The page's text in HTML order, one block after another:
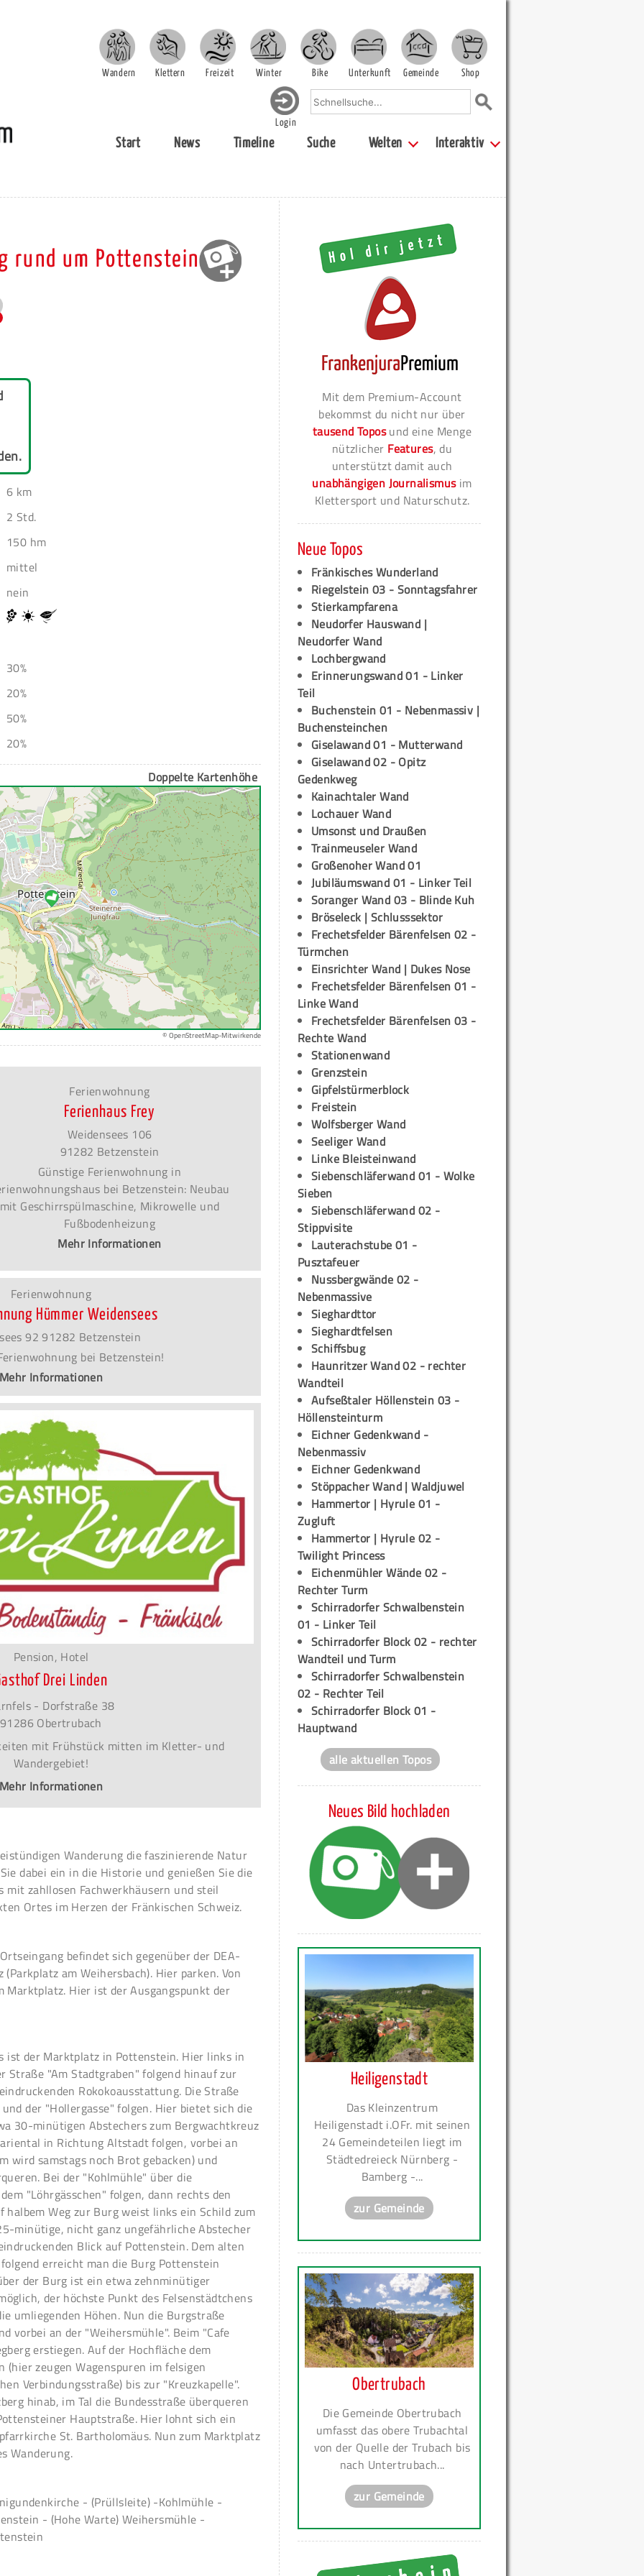
Wandern Klettern Freizeit Winter Bike Unterkunft Gemeinde Shop
Login
Start News Timeline Suche Welten Interaktiv
rund um Pottenstein
6 km
2 Std.
150 hm
mittel
nein
30%
20%
50%
20%
Doppelte Kartenhöhe
© OpenStreetMap-Mitwirkende
Ferienwohnung
Ferienhaus Frey
Weidensees 106
91282 Betzenstein
Günstige Ferienwohnung in
bei Betzenstein: Neubau
mit Geschirrspülmaschine, Mikrowelle und
Fußbodenheizung
Mehr Informationen
Ferienwohnung
Hümmer Weidensees
92 91282 Betzenstein
bei Betzenstein!
Informationen
Pension, Hotel
Drei Linden
- Dorfstraße 38
91286 Obertrubach
mit Frühstück mitten im Kletter- und
Wandergebiet!
Informationen
Wanderung die faszinierende Natur
dabei ein in die Historie und genießen Sie die
mit zahllosen Fachwerkhäusern und steil
Ortes im Herzen der Fränkischen Schweiz.
befindet sich gegenüber der DEA-
am Weihersbach). Hier parken. Von
Hier ist der Ausgangspunkt der
ist der Marktplatz in Pottenstein. Hier links in
Straße "Am Stadtgraben" folgend hinauf zur
Rokokoausstattung. Die Straße
der "Hollergasse" folgen. Hier bietet sich die
30-minütigen Abstechers zum Bergwachtkreuz
in Richtung Altstadt folgen, vorbei an
wird samstags noch Brot gebacken) und
Bei der "Kohlmühle" über die
"Löhrgässchen" folgen, dann rechts den
Weg zur Burg weist links ein Schild zum
minütige, nicht ganz ungefährliche Abstecher
Blick auf Pottenstein. Dem alten
erreicht man die Burg Pottenstein
der Burg ist ein etwa zehnminütiger
der höchste Punkt des Felsenstädtchens
umliegenden Höhen. Nun die Burgstraße
vorbei an der "Weihersmühle". Beim "Cafe
erstiegen. Auf der Hochfläche dem
(hier zeugen Wagenspuren im felsigen
Verbindungsstraße) bis zur "Kreuzkapelle".
hinab, im Tal die Bundesstraße überqueren
Hauptstraße. Hier lohnt sich ein
St. Bartholomäus. Nun zum Marktplatz
Wanderung.
- (Prüllsleite) -Kohlmühle -
- (Hohe Warte) Weihersmühle -
Mit dem Premium-Account
bekommst du nicht nur über
tausend Toposund eine Menge
nützlicher Features, du
unterstützt damit auch
unabhängigen Journalismusim
Klettersport und Naturschutz.
Neue Topos
Fränkisches Wunderland
Riegelstein 03 - Sonntagsfahrer
Stierkampfarena
Neudorfer Hauswand |
Neudorfer Wand
Lochbergwand
Erinnerungswand 01 - Linker
Teil
Buchenstein 01 - Nebenmassiv |
Buchensteinchen
Giselawand 01 - Mutterwand
Giselawand 02 - Opitz
Gedenkweg
Kainachtaler Wand
Lochauer Wand
Umsonst und Draußen
Trainmeuseler Wand
Großenoher Wand 01
Jubiläumswand 01 - Linker Teil
Soranger Wand 03 - Blinde Kuh
Bröseleck | Schlusssektor
Frechetsfelder Bärenfelsen 02 -
Türmchen
Einsrichter Wand | Dukes Nose
Frechetsfelder Bärenfelsen 01 -
Linke Wand
Frechetsfelder Bärenfelsen 03 -
Rechte Wand
Stationenwand
Grenzstein
Gipfelstürmerblock
Freistein
Wolfsberger Wand
Seeliger Wand
Linke Bleisteinwand
Siebenschläferwand 01 - Wolke
Sieben
Siebenschläferwand 02 -
Stippvisite
Lauterachstube 01 -
Pusztafeuer
Nussbergwände 02 -
Nebenmassive
Sieghardttor
Sieghardtfelsen
Schiffsbug
Haunritzer Wand 02 - rechter
Wandteil
Aufseßtaler Höllenstein 03 -
Höllensteinturm
Eichner Gedenkwand -
Nebenmassiv
Eichner Gedenkwand
Stöppacher Wand | Waldjuwel
Hammertor | Hyrule 01 -
Zugluft
Hammertor | Hyrule 02 -
Twilight Princess
Eichenmühler Wände 02 -
Rechter Turm
Schirradorfer Schwalbenstein
01 - Linker Teil
Schirradorfer Block 02 - rechter
Wandteil und Turm
Schirradorfer Schwalbenstein
02 - Rechter Teil
Schirradorfer Block 01 -
Hauptwand
alle aktuellen Topos
Neues Bild hochladen
Heiligenstadt
Das Kleinzentrum
Heiligenstadt i.OFr. mit seinen
24 Gemeindeteilen liegt im
Städtedreieck Nürnberg -
Bamberg -...
zur Gemeinde
Obertrubach
Die Gemeinde Obertrubach
umfasst das obere Trubachtal
von der Quelle der Trubach bis
nach Untertrubach...
zur Gemeinde